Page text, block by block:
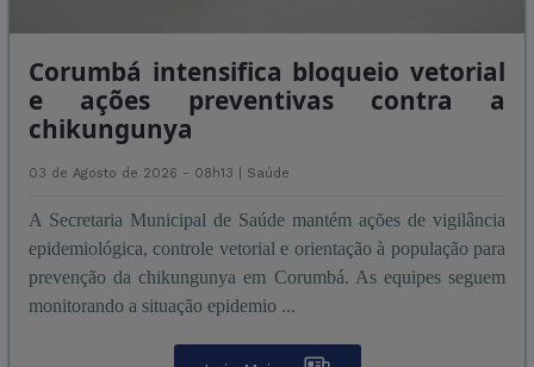
Corumbá intensifica bloqueio vetorial
e ações preventivas contra a
chikungunya
03 de Agosto de 2026 - 08h13 | Saúde
A Secretaria Municipal de Saúde mantém ações de vigilância
epidemiológica, controle vetorial e orientação à população para
prevenção da chikungunya em Corumbá. As equipes seguem
monitorando a situação epidemio ...